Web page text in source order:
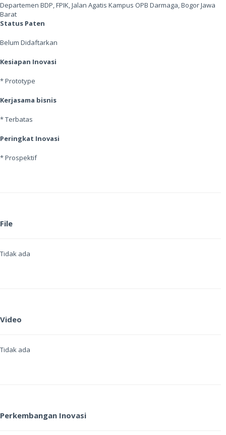
Departemen BDP, FPIK, Jalan Agatis Kampus OPB Darmaga, Bogor Jawa
Barat
Status Paten
Belum Didaftarkan
Kesiapan Inovasi
* Prototype
Kerjasama bisnis
* Terbatas
Peringkat Inovasi
* Prospektif
File
Tidak ada
Video
Tidak ada
Perkembangan Inovasi